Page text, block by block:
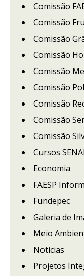
Comissão
Comissão
Comissão
Comissão
Comissão
Comissão
Comissão
Comissão
Comissão
Cursos
Economia
FAESP
Fundepec
Galeria de
Meio
Notícias
Projetos